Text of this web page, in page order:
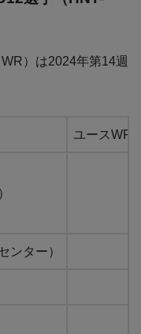
）は2024年第14週
ユースWR
ンター）